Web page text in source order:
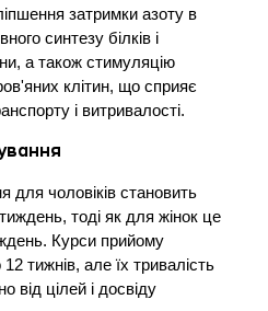
затримки азоту в
синтезу білків і
а також стимуляцію
клітин, що сприяє
і витривалості.
для чоловіків становить
тоді як для жінок це
Курси прийому
тижнів, але їх тривалість
від цілей і досвіду